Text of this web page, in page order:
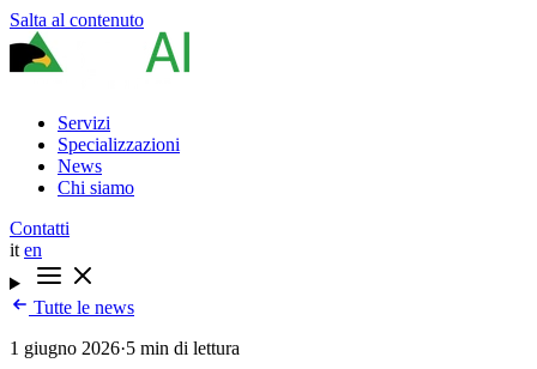
Salta al contenuto
Servizi
Specializzazioni
News
Chi siamo
Contatti
it en
Tutte le news
1 giugno 2026·5 min di lettura